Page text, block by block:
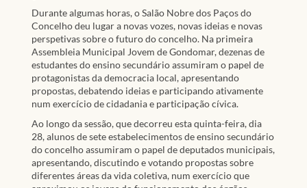
Durante algumas horas, o Salão Nobre dos Paços do
Concelho deu lugar a novas vozes, novas ideias e novas
perspetivas sobre o futuro do concelho. Na primeira
Assembleia Municipal Jovem de Gondomar, dezenas de
estudantes do ensino secundário assumiram o papel de
protagonistas da democracia local, apresentando
propostas, debatendo ideias e participando ativamente
num exercício de cidadania e participação cívica.
Ao longo da sessão, que decorreu esta quinta-feira, dia
28, alunos de sete estabelecimentos de ensino secundário
do concelho assumiram o papel de deputados municipais,
apresentando, discutindo e votando propostas sobre
diferentes áreas da vida coletiva, num exercício que